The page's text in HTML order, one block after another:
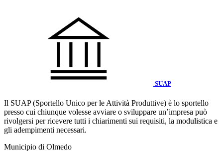
SUAP
Il SUAP (Sportello Unico per le Attività Produttive) è lo sportello
presso cui chiunque volesse avviare o sviluppare un’impresa può
rivolgersi per ricevere tutti i chiarimenti sui requisiti, la modulistica e
gli adempimenti necessari.
Municipio di Olmedo